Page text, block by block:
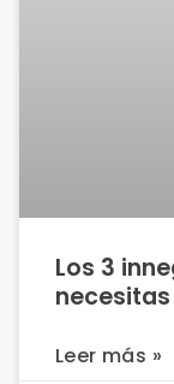
Los 3
Leer más »